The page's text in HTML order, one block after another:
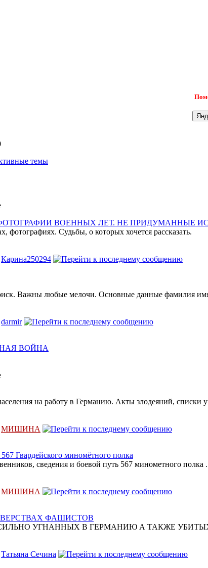
темы
ВОЕННЫХ ЛЕТ. НЕ ПРИДУМАННЫЕ
фотографиях. Судьбы, о которых хочется рассказать.
Карина250294
Важны любые мелочи. Основные данные фамилия имя
darmir
ВОЙНА
на работу в Германию. Акты злодеяний,
МИШИНА
миномётного полка
сведения и боевой путь 567 минометного полка .
МИШИНА
ФАШИСТОВ
УГНАННЫХ В ГЕРМАНИЮ А ТАКЖЕ
Татьяна Сечина